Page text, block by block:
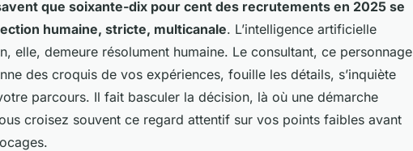
que soixante-dix pour cent des recrutements en 2025 se
humaine, stricte, multicanale. L’intelligence artificielle
elle, demeure résolument humaine. Le consultant, ce personnage
des croquis de vos expériences, fouille les détails, s’inquiète
parcours. Il fait basculer la décision, là où une démarche
croisez souvent ce regard attentif sur vos points faibles avant
.